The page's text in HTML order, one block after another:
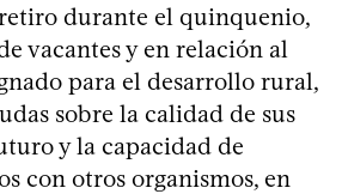
durante el quinquenio,
vacantes y en relación al
para el desarrollo rural,
sobre la calidad de sus
y la capacidad de
con otros organismos, en